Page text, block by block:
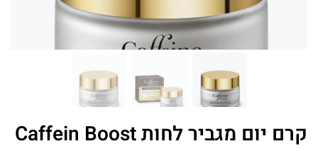
קרם יום מגביר לחות Caffein Boost